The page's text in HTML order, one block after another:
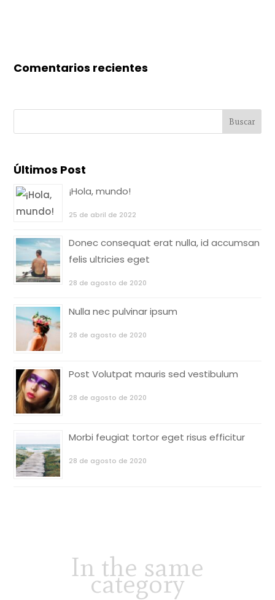
Comentarios recientes
Últimos Post
¡Hola, mundo!
25 de abril de 2022
Donec consequat erat nulla, id accumsan
felis ultricies eget
28 de agosto de 2020
Nulla nec pulvinar ipsum
28 de agosto de 2020
Post Volutpat mauris sed vestibulum
28 de agosto de 2020
Morbi feugiat tortor eget risus efficitur
28 de agosto de 2020
In the same
category